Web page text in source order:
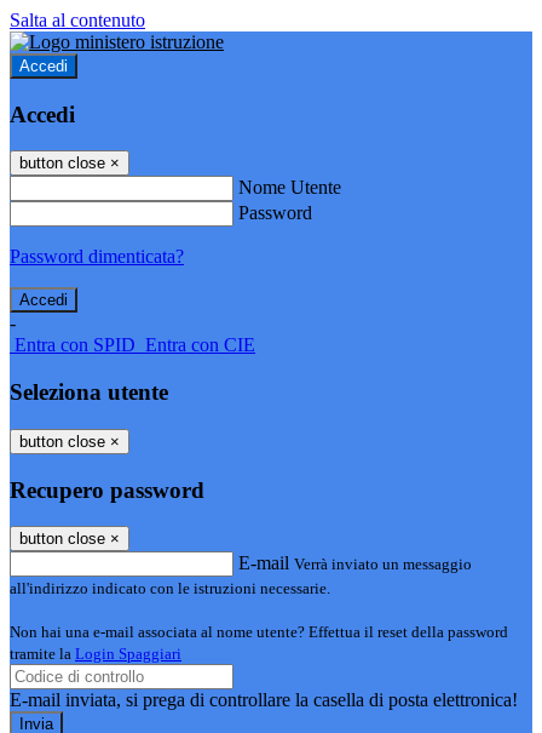
Salta al contenuto
Accedi
Accedi
button close ×
Nome Utente
Password
Password dimenticata?
-
Entra con SPID Entra con CIE
Seleziona utente
button close ×
Recupero password
button close ×
E-mail Verrà inviato un messaggio
all'indirizzo indicato con le istruzioni necessarie.
Non hai una e-mail associata al nome utente? Effettua il reset della password
tramite la Login Spaggiari
E-mail inviata, si prega di controllare la casella di posta elettronica!